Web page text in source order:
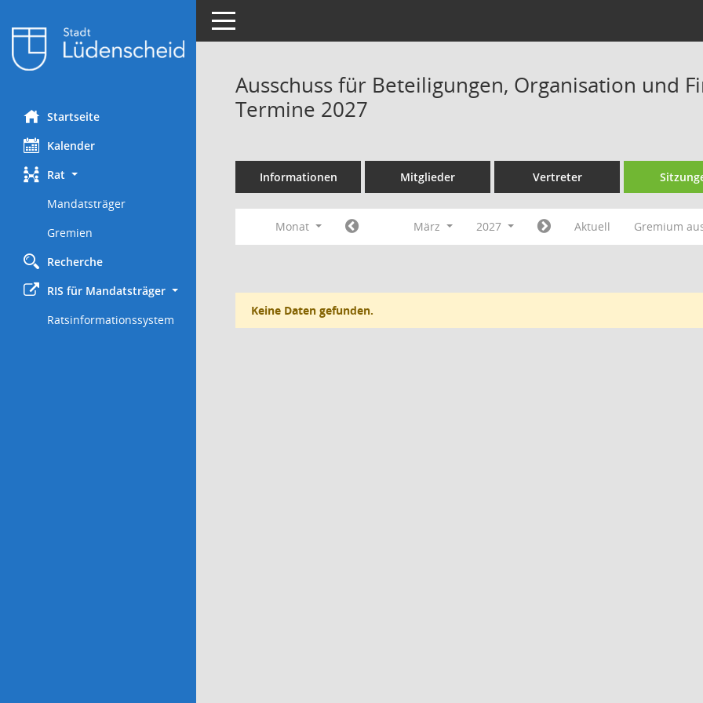
Startseite
Kalender
Rat
Mandatsträger
Gremien
Recherche
RIS für Mandatsträger
Ratsinformationssystem
Toggle navigation
Ausschuss für Beteiligungen, Organisation und
Termine 2027
Informationen Mitglieder Vertreter
Monat März 2027 Aktuell Gremium
Keine Daten gefunden.